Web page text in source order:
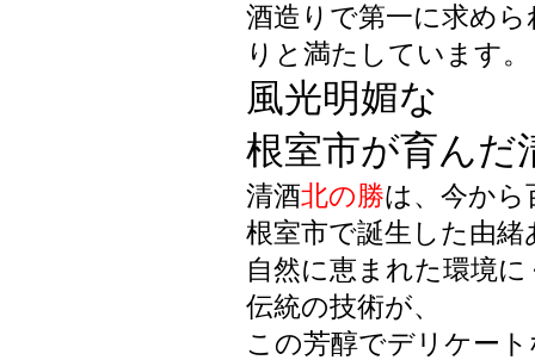
酒造りで第一に求め
りと満たしています。
風光明媚な
根室市が育んだ
清酒北の勝は、今から
根室市で誕生した由緒
自然に恵まれた環境
伝統の技術が、
この芳醇でデリケー